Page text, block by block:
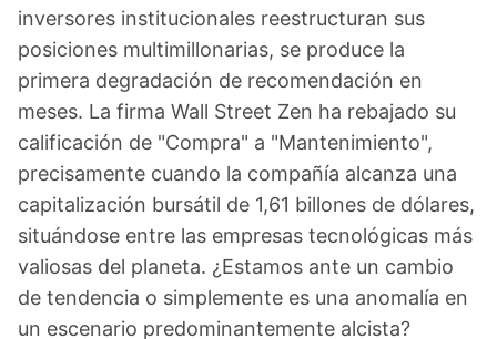
inversores institucionales reestructuran sus
posiciones multimillonarias, se produce la
primera degradación de recomendación en
meses. La firma Wall Street Zen ha rebajado su
calificación de "Compra" a "Mantenimiento",
precisamente cuando la compañía alcanza una
capitalización bursátil de 1,61 billones de dólares,
situándose entre las empresas tecnológicas más
valiosas del planeta. ¿Estamos ante un cambio
de tendencia o simplemente es una anomalía en
un escenario predominantemente alcista?